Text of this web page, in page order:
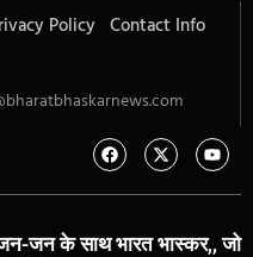
Policy Contact Info
जन के साथ भारत भास्कर,, जो